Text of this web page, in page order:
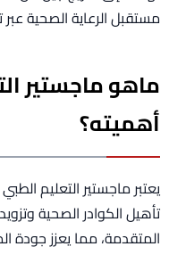
مستقبل الرعاية الصحية
ماهو ماجستير
أهميته؟
يعتبر ماجستير التعليم الطبي
تأهيل الكوادر الصحية
المتقدمة، مما يعزز جودة